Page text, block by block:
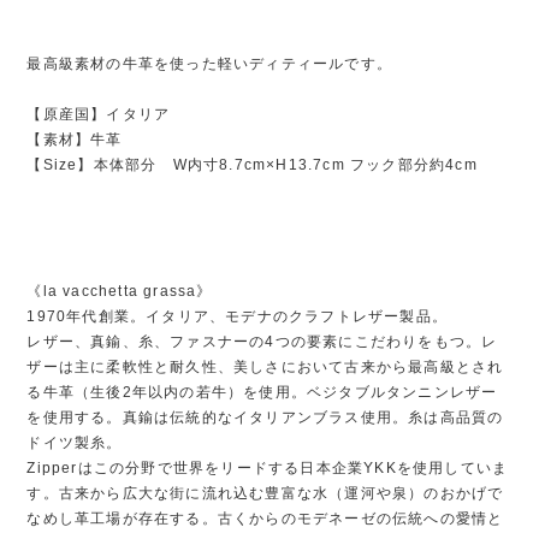
最高級素材の牛革を使った軽いディティールです。
【原産国】イタリア
【素材】牛革
【Size】本体部分 W内寸8.7cm×H13.7cm フック部分約4cm
《la vacchetta grassa》
1970年代創業。イタリア、モデナのクラフトレザー製品。
レザー、真鍮、糸、ファスナーの4つの要素にこだわりをもつ。レ
ザーは主に柔軟性と耐久性、美しさにおいて古来から最高級とされ
る牛革（生後2年以内の若牛）を使用。ベジタブルタンニンレザー
を使用する。真鍮は伝統的なイタリアンブラス使用。糸は高品質の
ドイツ製糸。
Zipperはこの分野で世界をリードする日本企業YKKを使用していま
す。古来から広大な街に流れ込む豊富な水（運河や泉）のおかげで
なめし革工場が存在する。古くからのモデネーゼの伝統への愛情と